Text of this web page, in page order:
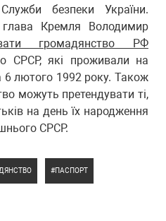
безпеки України.
Кремля Володимир
громадянство РФ
СРСР, які проживали на
6 лютого 1992 року. Також
можуть претендувати ті,
на день їх народження
СРСР.
ПАСПОРТ